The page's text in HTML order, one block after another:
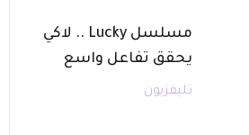
مسلسل Lucky .. لاكي
يحقق تفاعل واسع
تليفزيون